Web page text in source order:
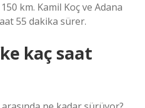
km. Kamil Koç ve Adana
55 dakika sürer.
kaç saat